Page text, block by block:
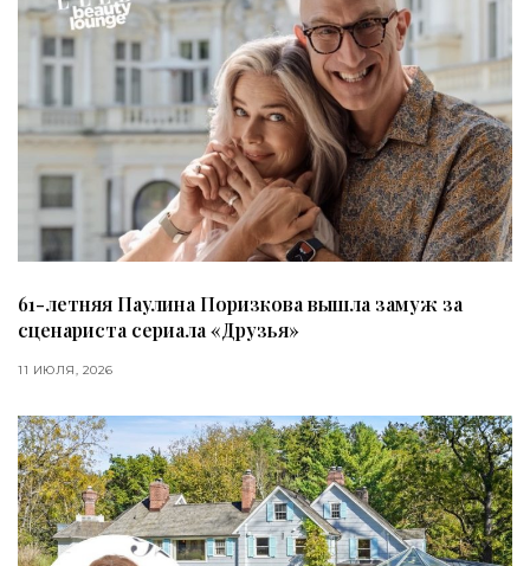
61-летняя Паулина Поризкова вышла замуж за
сценариста сериала «Друзья»
11 ИЮЛЯ, 2026